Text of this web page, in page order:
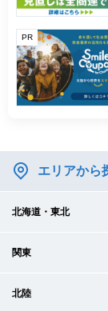
PR
エリアから
北海道・東北
関東
北陸